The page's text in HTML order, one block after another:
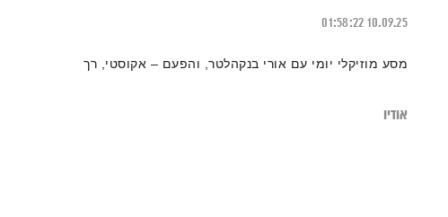
10.09.25
01:58:22
מסע מוזיקלי יומי עם אורי בנקהלטר, והפעם – אקוסטי, רך
אודיו